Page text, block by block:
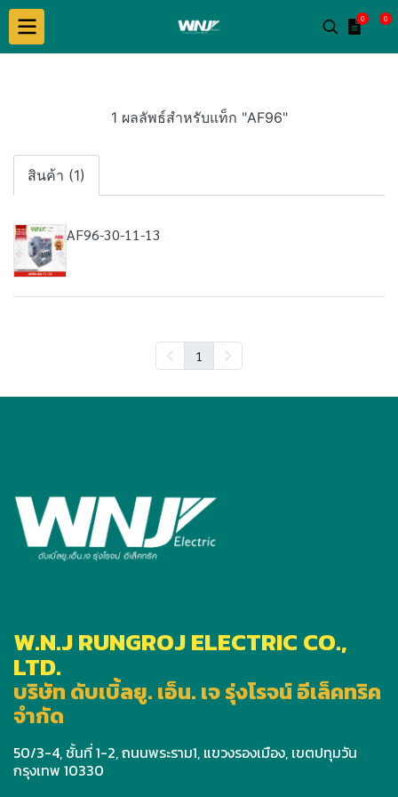
0 0
1 ผลลัพธ์สำหรับแท็ก "AF96"
สินค้า (1)
AF96-30-11-13
1
W.N.J RUNGROJ ELECTRIC CO.,
LTD.
บริษัท ดับเบิ้ลยู. เอ็น. เจ รุ่งโรจน์ อีเล็คทริค
จำกัด
50/3-4, ชั้นที่ 1-2, ถนนพระราม1, แขวงรองเมือง, เขตปทุมวัน
กรุงเทพ 10330